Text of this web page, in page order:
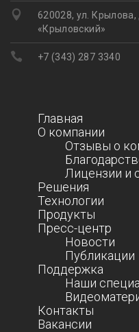
620028, ул. Крылова,
«Крыловский»
+7 (343) 287 3340
Главная
О компании
Отзывы о
Лицензии и
Решения
Технологии
Продукты
Пресс-центр
Новости
Публикации
Поддержка
Наши
Контакты
Вакансии